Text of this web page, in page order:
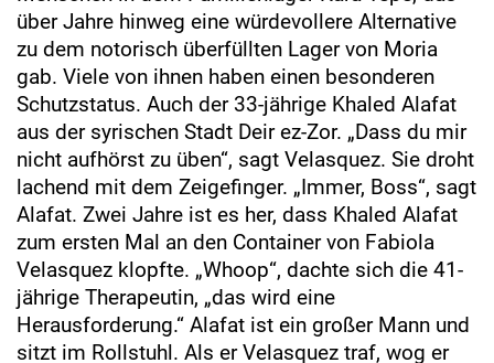
über Jahre hinweg eine würdevollere Alternative
zu dem notorisch überfüllten Lager von Moria
gab. Viele von ihnen haben einen besonderen
Schutzstatus. Auch der 33-jährige Khaled Alafat
aus der syrischen Stadt Deir ez-Zor. „Dass du mir
nicht aufhörst zu üben“, sagt Velasquez. Sie droht
lachend mit dem Zeigefinger. „Immer, Boss“, sagt
Alafat. Zwei Jahre ist es her, dass Khaled Alafat
zum ersten Mal an den Container von Fabiola
Velasquez klopfte. „Whoop“, dachte sich die 41-
jährige Therapeutin, „das wird eine
Herausforderung.“ Alafat ist ein großer Mann und
sitzt im Rollstuhl. Als er Velasquez traf, wog er